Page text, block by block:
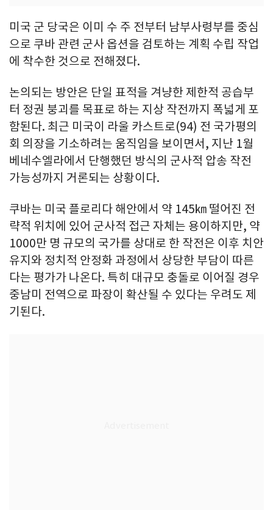
미국 군 당국은 이미 수 주 전부터 남부사령부를 중심
으로 쿠바 관련 군사 옵션을 검토하는 계획 수립 작업
에 착수한 것으로 전해졌다.
논의되는 방안은 단일 표적을 겨냥한 제한적 공습부
터 정권 붕괴를 목표로 하는 지상 작전까지 폭넓게 포
함된다. 최근 미국이 라울 카스트로(94) 전 국가평의
회 의장을 기소하려는 움직임을 보이면서, 지난 1월
베네수엘라에서 단행했던 방식의 군사적 압송 작전
가능성까지 거론되는 상황이다.
쿠바는 미국 플로리다 해안에서 약 145㎞ 떨어진 전
략적 위치에 있어 군사적 접근 자체는 용이하지만, 약
1000만 명 규모의 국가를 상대로 한 작전은 이후 치안
유지와 정치적 안정화 과정에서 상당한 부담이 따른
다는 평가가 나온다. 특히 대규모 충돌로 이어질 경우
중남미 전역으로 파장이 확산될 수 있다는 우려도 제
기된다.